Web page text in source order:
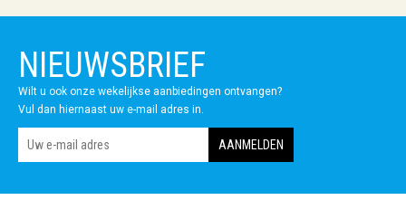
NIEUWSBRIEF
Wilt u ook onze wekelijkse aanbiedingen ontvangen?
Vul dan hiernaast uw e-mail adres in.